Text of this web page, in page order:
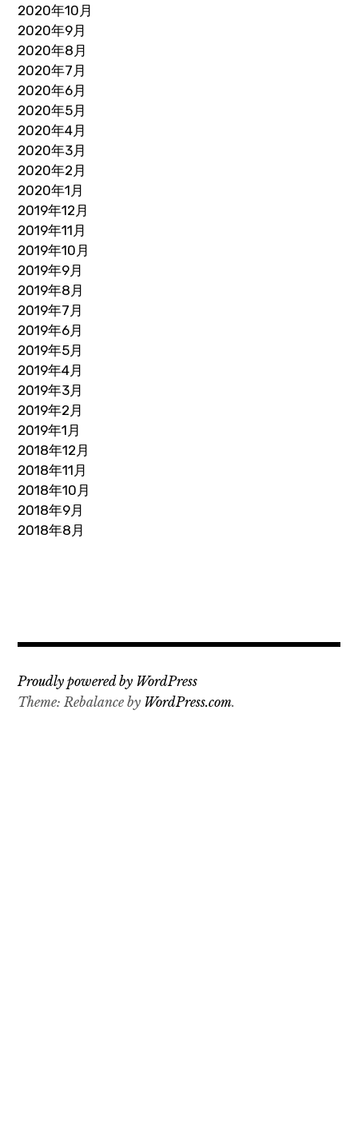
2020年10月
2020年9月
2020年8月
2020年7月
2020年6月
2020年5月
2020年4月
2020年3月
2020年2月
2020年1月
2019年12月
2019年11月
2019年10月
2019年9月
2019年8月
2019年7月
2019年6月
2019年5月
2019年4月
2019年3月
2019年2月
2019年1月
2018年12月
2018年11月
2018年10月
2018年9月
2018年8月
Proudly powered by WordPress
Theme: Rebalance by WordPress.com.